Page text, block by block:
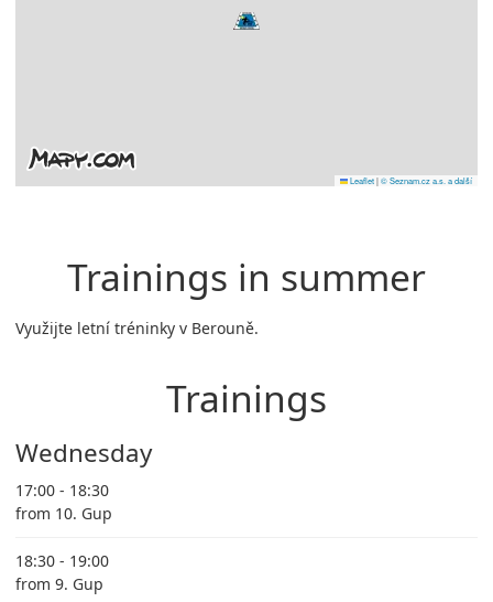
Leaflet|© Seznam.cz a.s. a další
Trainings in summer
Využijte letní tréninky v Berouně.
Trainings
Wednesday
17:00 - 18:30
from 10. Gup
18:30 - 19:00
from 9. Gup